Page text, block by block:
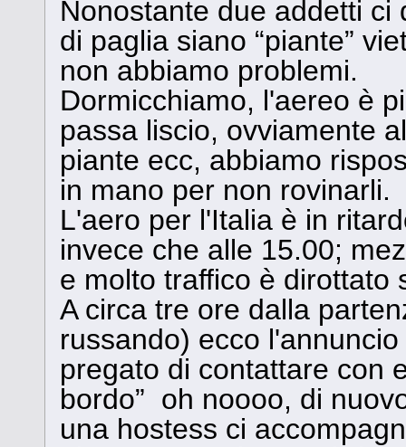
Nonostante due addetti
di paglia siano “piante”
non abbiamo problemi.
Dormicchiamo, l'aereo è
passa liscio, ovviamente
piante ecc, abbiamo
in mano per non rovinarli.
L'aero per l'Italia è in
invece che alle 15.00;
e molto traffico è dirottato
A circa tre ore dalla
russando) ecco
pregato di contattare con
bordo” oh noooo, di
una hostess ci